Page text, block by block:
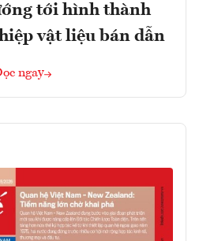
tới hình thành
vật liệu bán dẫn
ngay